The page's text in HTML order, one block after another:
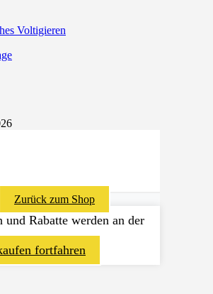
Voltigieren
Zurück zum Shop
und Rabatte werden an der
fortfahren